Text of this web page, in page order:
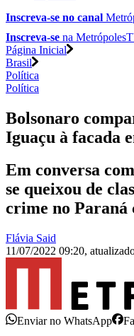
Inscreva-se no canal
Inscreva-se na
Página Inicial
Brasil
Política
Política
Bolsonaro
Iguaçu à facada
Em conversa
se queixou de
crime no Paraná
Flávia Said
11/07/2022 09:20,
Enviar no WhatsApp